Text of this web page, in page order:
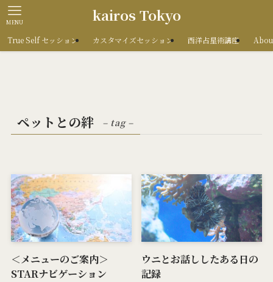
kairos Tokyo
MENU
True Self セッション カスタマイズセッション 西洋占星術講座
ペットとの絆 – tag –
＜メニューのご案内＞
STARナビゲーション
ウニとお話ししたある日の
記録